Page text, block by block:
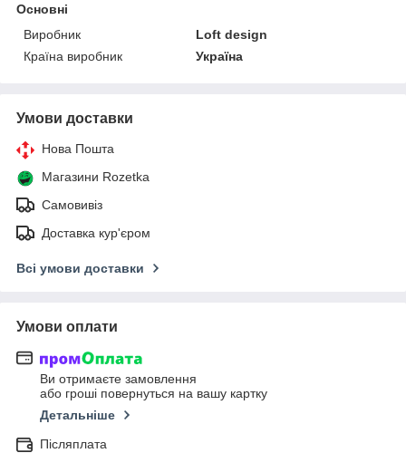
Основні
Виробник
Loft design
Країна виробник
Україна
Умови доставки
Нова Пошта
Магазини Rozetka
Самовивіз
Доставка кур'єром
Всі умови доставки
Умови оплати
Ви отримаєте замовлення
або гроші повернуться на вашу картку
Детальніше
Післяплата